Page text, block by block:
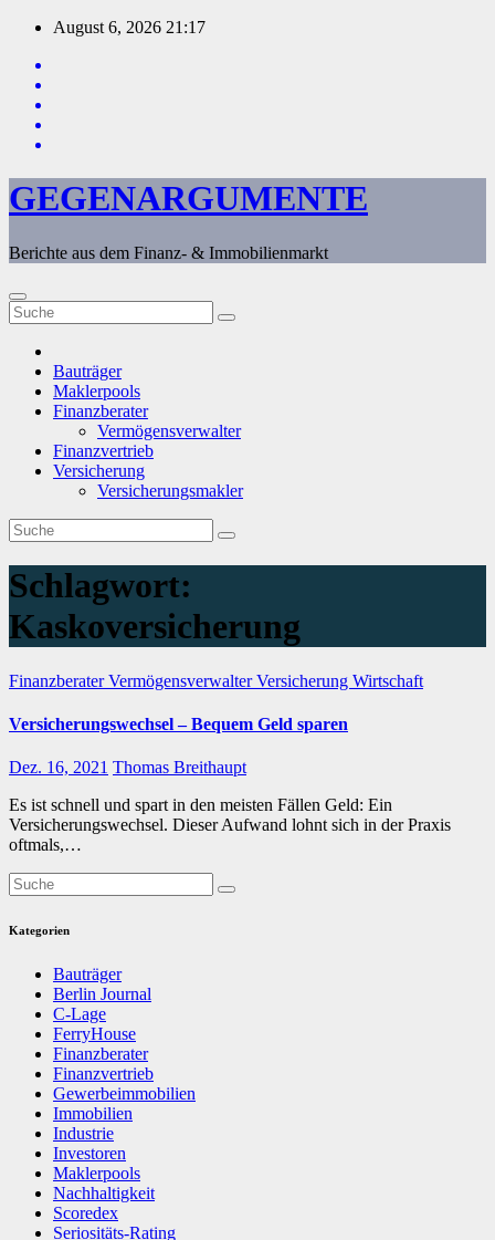
Zum
springen
August 6, 2026 21:17
GEGENARGUMENTE
Berichte aus dem Finanz- & Immobilienmarkt
Bauträger
Maklerpools
Finanzberater
Vermögensverwalter
Finanzvertrieb
Versicherung
Versicherungsmakler
Schlagwort:
Kaskoversicherung
FinanzberaterVermögensverwalterVersicherung Wirtschaft
Versicherungswechsel – Bequem Geld sparen
Dez. 16, 2021 Thomas Breithaupt
Es ist schnell und spart in den meisten Fällen Geld: Ein
Versicherungswechsel. Dieser Aufwand lohnt sich in der Praxis
oftmals,…
Kategorien
Bauträger
Berlin Journal
C-Lage
FerryHouse
Finanzberater
Finanzvertrieb
Gewerbeimmobilien
Immobilien
Industrie
Investoren
Maklerpools
Nachhaltigkeit
Scoredex
Seriositäts-Rating